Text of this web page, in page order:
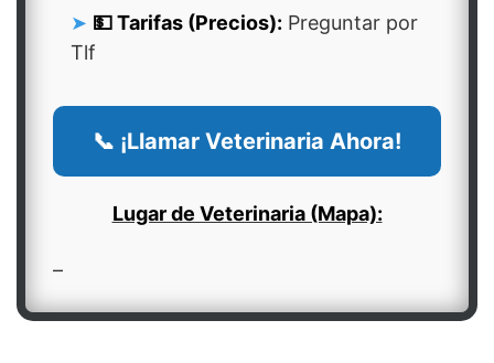
💵 Tarifas (Precios): Preguntar por
Tlf
📞 ¡Llamar Veterinaria Ahora!
Lugar de Veterinaria (Mapa):
–